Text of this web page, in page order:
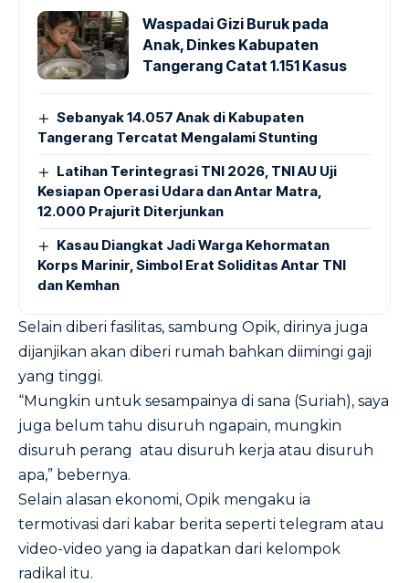
Waspadai Gizi Buruk pada
Anak, Dinkes Kabupaten
Tangerang Catat 1.151 Kasus
Sebanyak 14.057 Anak di Kabupaten
Tangerang Tercatat Mengalami Stunting
Latihan Terintegrasi TNI 2026, TNI AU Uji
Kesiapan Operasi Udara dan Antar Matra,
12.000 Prajurit Diterjunkan
Kasau Diangkat Jadi Warga Kehormatan
Korps Marinir, Simbol Erat Soliditas Antar TNI
dan Kemhan
Selain diberi fasilitas, sambung Opik, dirinya juga
dijanjikan akan diberi rumah bahkan diimingi gaji
yang tinggi.
“Mungkin untuk sesampainya di sana (Suriah), saya
juga belum tahu disuruh ngapain, mungkin
disuruh perang atau disuruh kerja atau disuruh
apa,” bebernya.
Selain alasan ekonomi, Opik mengaku ia
termotivasi dari kabar berita seperti telegram atau
video-video yang ia dapatkan dari kelompok
radikal itu.